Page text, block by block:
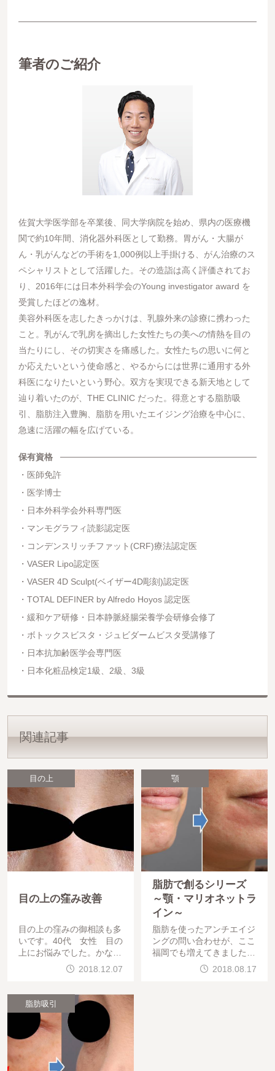
筆者のご紹介
佐賀大学医学部を卒業後、同大学病院を始め、県内の医療機
関で約10年間、消化器外科医として勤務。胃がん・大腸が
ん・乳がんなどの手術を1,000例以上手掛ける、がん治療のス
ペシャリストとして活躍した。その造詣は高く評価されてお
り、2016年には日本外科学会のYoung investigator award を
受賞したほどの逸材。
美容外科医を志したきっかけは、乳腺外来の診療に携わった
こと。乳がんで乳房を摘出した女性たちの美への情熱を目の
当たりにし、その切実さを痛感した。女性たちの思いに何と
か応えたいという使命感と、やるからには世界に通用する外
科医になりたいという野心。双方を実現できる新天地として
辿り着いたのが、THE CLINIC だった。得意とする脂肪吸
引、脂肪注入豊胸、脂肪を用いたエイジング治療を中心に、
急速に活躍の幅を広げている。
保有資格
医師免許
医学博士
日本外科学会外科専門医
マンモグラフィ読影認定医
コンデンスリッチファット(CRF)療法認定医
VASER Lipo認定医
VASER 4D Sculpt(ベイザー4D彫刻)認定医
TOTAL DEFINER by Alfredo Hoyos 認定医
緩和ケア研修・日本静脈経腸栄養学会研修会修了
ボトックスビスタ・ジュビダームビスタ受講修了
日本抗加齢医学会専門医
日本化粧品検定1級、2級、3級
関連記事
目の上
目の上の窪み改善
目の上の窪みの御相談も多
いです。40代 女性 目の
上にお悩みでした。かなり
改善してますね。目の周り
2018.12.07
顎
脂肪で創るシリーズ
～顎・マリオネットラ
イン～
脂肪を使ったアンチエイジ
ングの問い合わせが、ここ
福岡でも増えてきました。
顎のシワやマリオネットラ
インをどうにかして薄くし
2018.08.17
脂肪吸引